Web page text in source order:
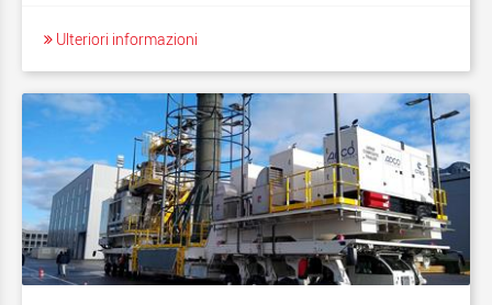
Ulteriori informazioni